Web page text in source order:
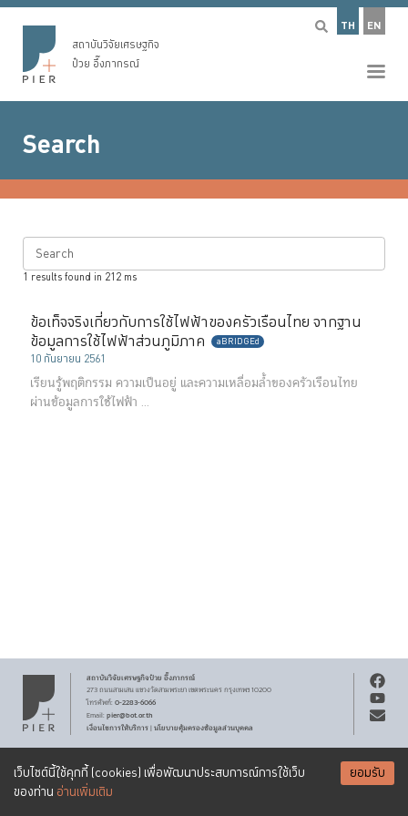
เว็บไซต์นี้ใช้คุกกี้ (cookies) เพื่อพัฒนาประสบการณ์การใช้เว็บ
ของท่าน อ่านเพิ่มเติม
ยอมรับ
TH EN
สถาบันวิจัยเศรษฐกิจ
ป๋วย อึ๊งภากรณ์
Search
Search
1 results found in 212 ms
ข้อเท็จจริงเกี่ยวกับการใช้ไฟฟ้าของครัวเรือนไทย จากฐาน
ข้อมูลการใช้ไฟฟ้าส่วนภูมิภาค
aBRIDGEd
10 กันยายน 2561
เรียนรู้พฤติกรรม ความเป็นอยู่ และความเหลื่อมล้ำของครัวเรือนไทย
ผ่านข้อมูลการใช้ไฟฟ้า ...
สถาบันวิจัยเศรษฐกิจป๋วย อึ๊งภากรณ์
273 ถนนสามเสนแขวงวัดสามพระยาเขตพระนครกรุงเทพฯ 10200
โทรศัพท์: 0-2283-6066
Email: pier@bot.or.th
เงื่อนไขการให้บริการ|นโยบายคุ้มครองข้อมูลส่วนบุคคล
เอกสารเผยแพร่ทุกชิ้นสงวนสิทธิ์ภายใต้สัญญาอนุญาตCreative Commons
Attribution-NonCommercial-ShareAlike 3.0 Unported license SUBSCRIBE